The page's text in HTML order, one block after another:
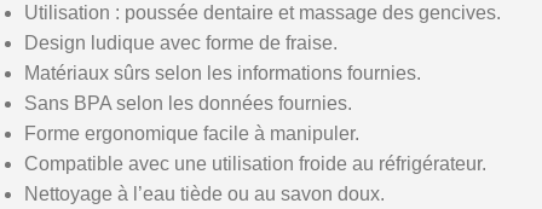
Utilisation : poussée dentaire et massage des gencives.
Design ludique avec forme de fraise.
Matériaux sûrs selon les informations fournies.
Sans BPA selon les données fournies.
Forme ergonomique facile à manipuler.
Compatible avec une utilisation froide au réfrigérateur.
Nettoyage à l’eau tiède ou au savon doux.